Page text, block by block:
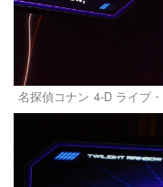
名探偵コナン 4-D ライブ